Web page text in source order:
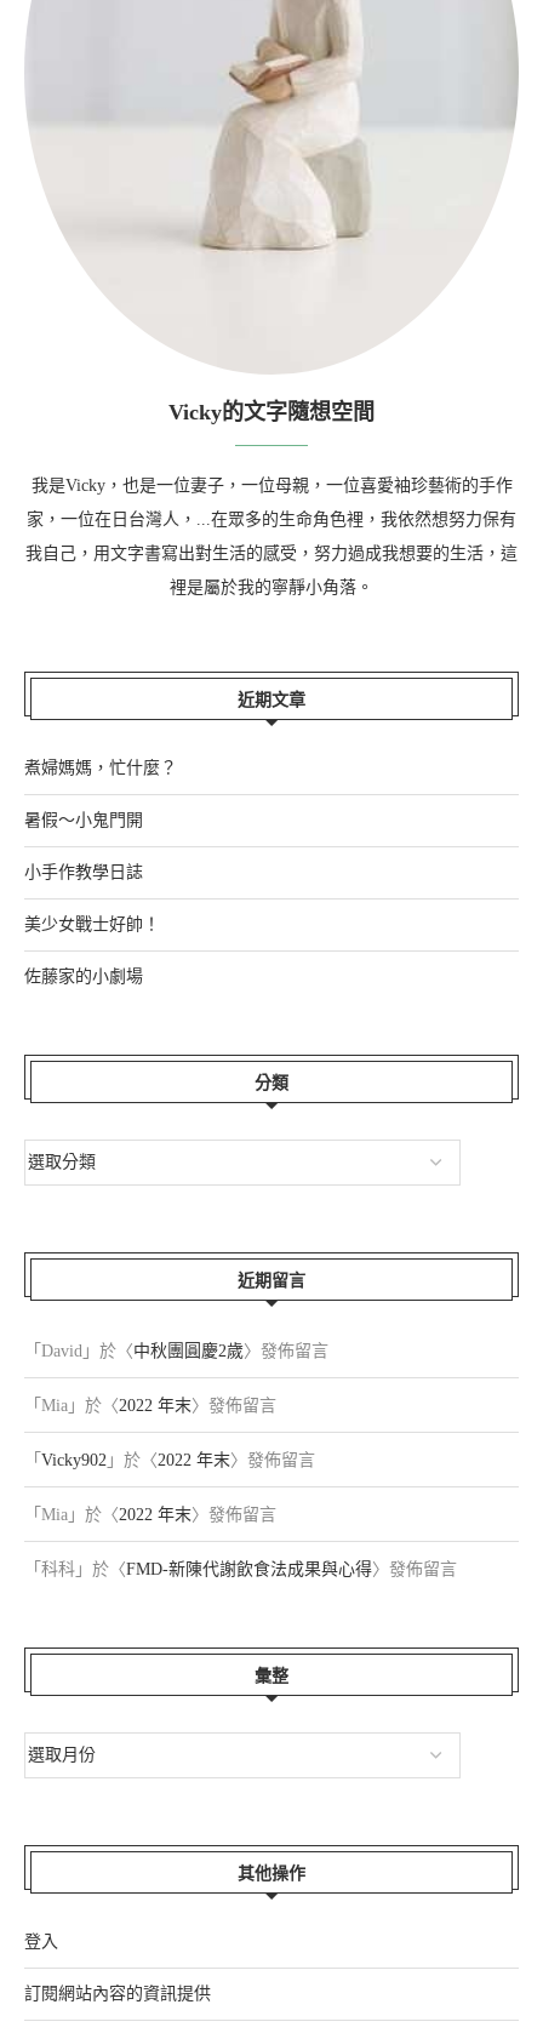
Vicky的文字隨想空間
我是Vicky，也是一位妻子，一位母親，一位喜愛袖珍藝術的手作
家，一位在日台灣人，...在眾多的生命角色裡，我依然想努力保有
我自己，用文字書寫出對生活的感受，努力過成我想要的生活，這
裡是屬於我的寧靜小角落。
近期文章
煮婦媽媽，忙什麼？
暑假～小鬼門開
小手作教學日誌
美少女戰士好帥！
佐藤家的小劇場
分類
近期留言
「 David 」於〈中秋團圓慶2歲〉發佈留言
「 Mia 」於〈2022 年末〉發佈留言
「 Vicky902 」於〈2022 年末〉發佈留言
「 Mia 」於〈2022 年末〉發佈留言
「 科科 」於〈FMD-新陳代謝飲食法成果與心得〉發佈留言
彙整
其他操作
登入
訂閱網站內容的資訊提供